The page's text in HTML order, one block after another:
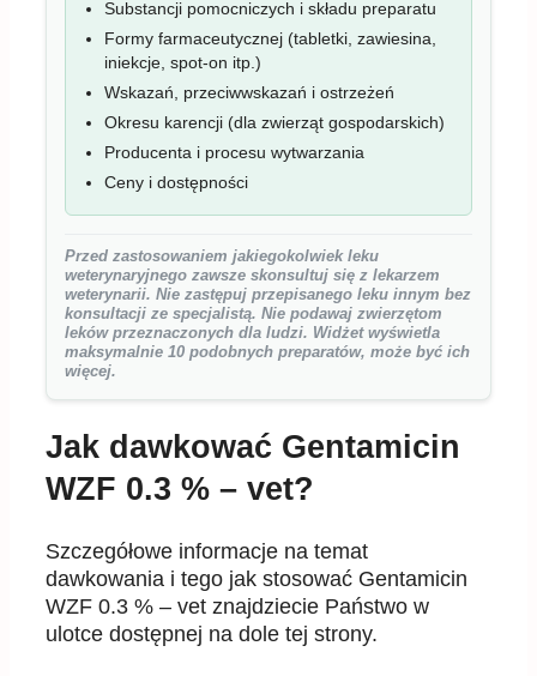
Substancji pomocniczych i składu preparatu
Formy farmaceutycznej (tabletki, zawiesina,
iniekcje, spot-on itp.)
Wskazań, przeciwwskazań i ostrzeżeń
Okresu karencji (dla zwierząt gospodarskich)
Producenta i procesu wytwarzania
Ceny i dostępności
Przed zastosowaniem jakiegokolwiek leku
weterynaryjnego zawsze skonsultuj się z lekarzem
weterynarii. Nie zastępuj przepisanego leku innym bez
konsultacji ze specjalistą. Nie podawaj zwierzętom
leków przeznaczonych dla ludzi. Widżet wyświetla
maksymalnie 10 podobnych preparatów, może być ich
więcej.
Jak dawkować Gentamicin
WZF 0.3 % – vet?
Szczegółowe informacje na temat
dawkowania i tego jak stosować Gentamicin
WZF 0.3 % – vet znajdziecie Państwo w
ulotce dostępnej na dole tej strony.